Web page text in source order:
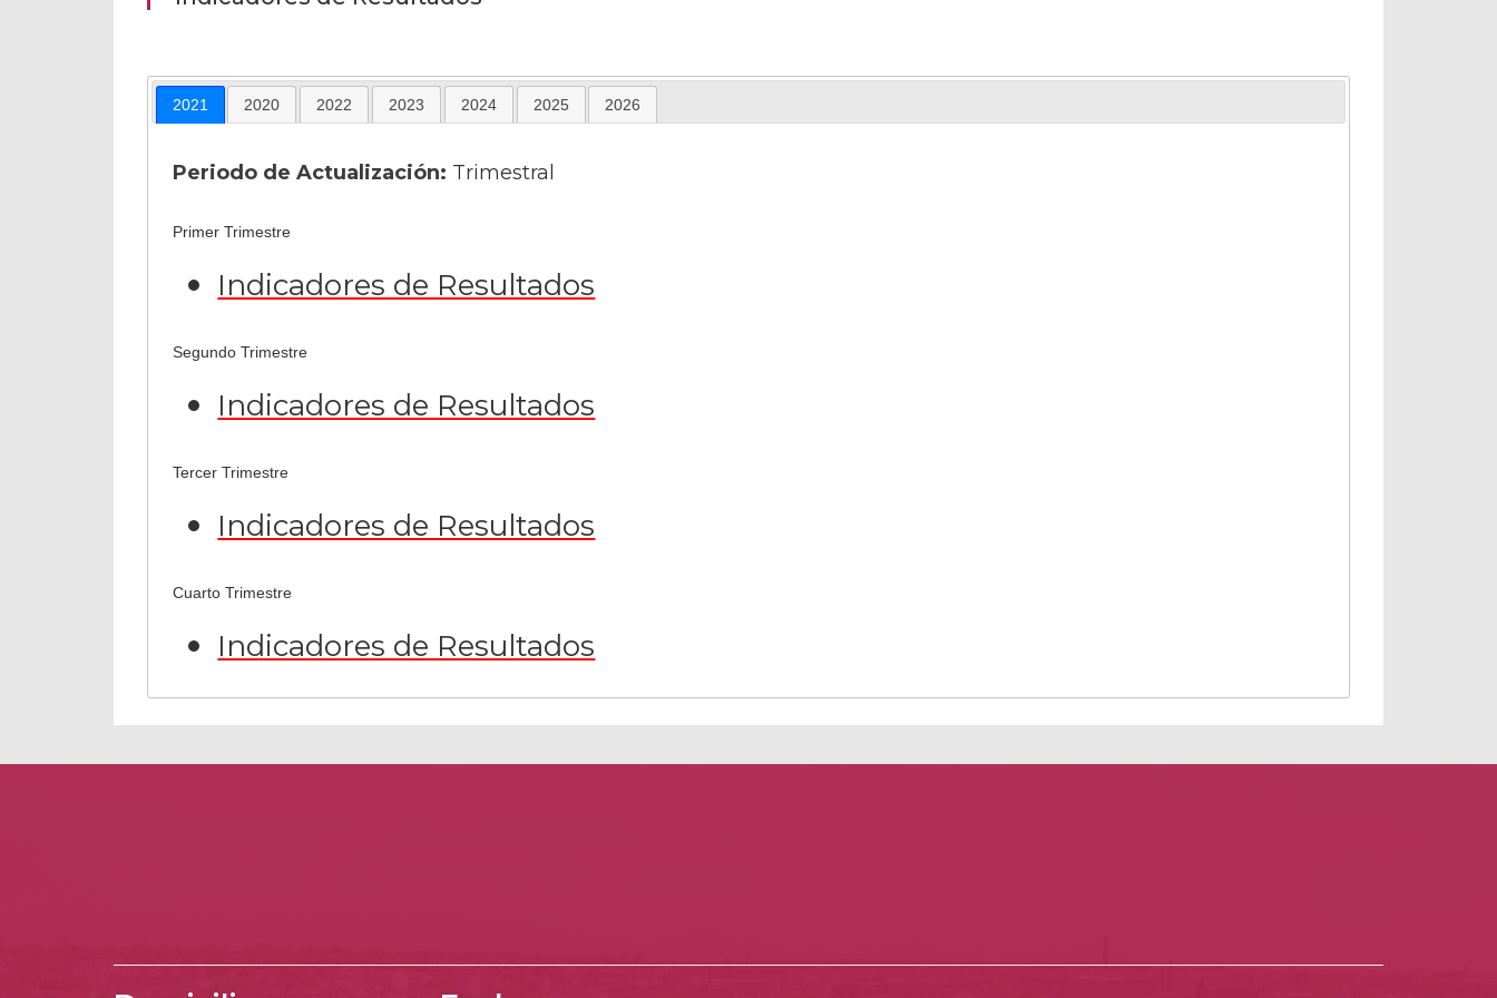
2021 2020 2022 2023 2024 2025 2026
Periodo de Actualización: Trimestral
Primer Trimestre
Indicadores de Resultados
Segundo Trimestre
Indicadores de Resultados
Tercer Trimestre
Indicadores de Resultados
Cuarto Trimestre
Indicadores de Resultados